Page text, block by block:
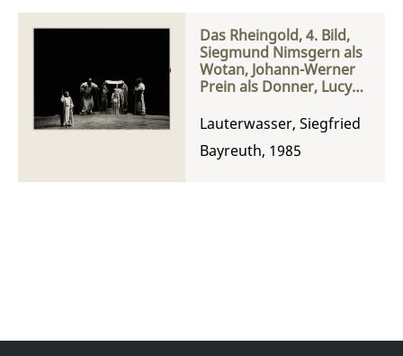
Das Rheingold, 4. Bild,
Siegmund Nimsgern als
Wotan, Johann-Werner
Prein als Donner, Lucy
Timothy Jeninks als Froh
Lauterwasser, Siegfried
Bayreuth, 1985